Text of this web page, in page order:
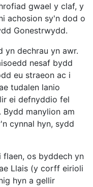
gwael y claf, y
achosion sy'n dod o
Gonestrwydd.
yn dechrau yn awr.
nesaf bydd
eu straeon ac i
tudalen lanio
ei defnyddio fel
manylion am
cynnal hyn, sydd
os byddech yn
Llais (y corff eirioli
hyn a gellir